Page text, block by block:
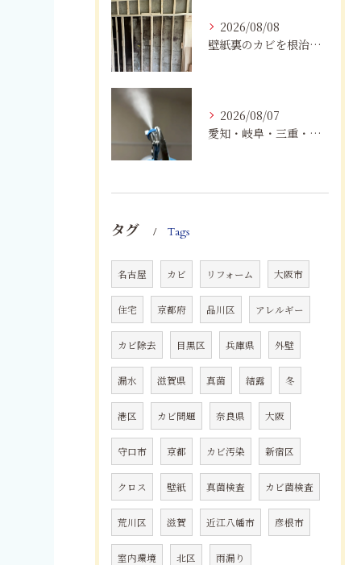
2026/08/08
壁紙裏のカビを根治！下地交換と防カビリフォームの重要性
2026/08/07
愛知・岐阜・三重・静岡でカビアレルギーにお悩みの方へ｜MIST工法®による安全なカビ対策と健康な住まいづくり
タグ Tags
名古屋 カビ リフォーム 大阪市
住宅 京都府 品川区 アレルギー
カビ除去 目黒区 兵庫県 外壁
漏水 滋賀県 真菌 結露 冬
港区 カビ問題 奈良県 大阪
守口市 京都 カビ汚染 新宿区
クロス 壁紙 真菌検査 カビ菌検査
荒川区 滋賀 近江八幡市 彦根市
室内環境 北区 雨漏り